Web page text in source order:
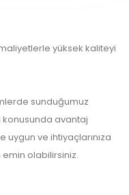
yüksek kaliteyi
sunduğumuz
avantaj
uygun ve ihtiyaçlarınıza
olabilirsiniz.